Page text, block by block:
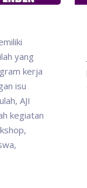
yang
kerja
isu
AJI
kegiatan